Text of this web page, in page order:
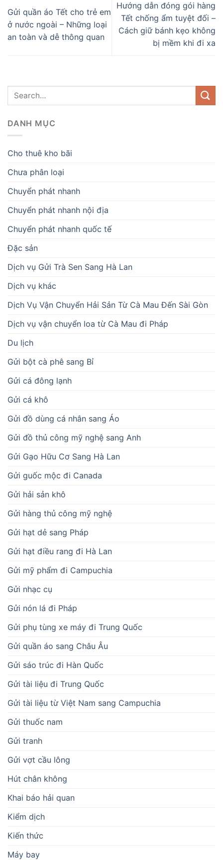
Gửi quần áo Tết cho trẻ em
ở nước ngoài – Những loại
an toàn và dễ thông quan
Hướng dẫn đóng gói hàng
Tết chống ẩm tuyệt đối –
Cách giữ bánh kẹo không
bị mềm khi đi xa
DANH MỤC
Cho thuê kho bãi
Chưa phân loại
Chuyển phát nhanh
Chuyển phát nhanh nội địa
Chuyển phát nhanh quốc tế
Đặc sản
Dịch vụ Gửi Trà Sen Sang Hà Lan
Dịch vụ khác
Dịch Vụ Vận Chuyển Hải Sản Từ Cà Mau Đến Sài Gòn
Dịch vụ vận chuyển loa từ Cà Mau đi Pháp
Du lịch
Gửi bột cà phê sang Bỉ
Gửi cá đông lạnh
Gửi cá khô
Gửi đồ dùng cá nhân sang Áo
Gửi đồ thủ công mỹ nghệ sang Anh
Gửi Gạo Hữu Cơ Sang Hà Lan
Gửi guốc mộc đi Canada
Gửi hải sản khô
Gửi hàng thủ công mỹ nghệ
Gửi hạt dẻ sang Pháp
Gửi hạt điều rang đi Hà Lan
Gửi mỹ phẩm đi Campuchia
Gửi nhạc cụ
Gửi nón lá đi Pháp
Gửi phụ tùng xe máy đi Trung Quốc
Gửi quần áo sang Châu Âu
Gửi sáo trúc đi Hàn Quốc
Gửi tài liệu đi Trung Quốc
Gửi tài liệu từ Việt Nam sang Campuchia
Gửi thuốc nam
Gửi tranh
Gửi vợt cầu lông
Hút chân không
Khai báo hải quan
Kiểm dịch
Kiến thức
Máy bay